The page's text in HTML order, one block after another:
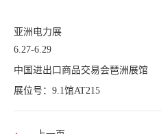
亚洲电力展
6.27-6.29
中国进出口商品交易会琶洲展馆
展位号：9.1馆AT215